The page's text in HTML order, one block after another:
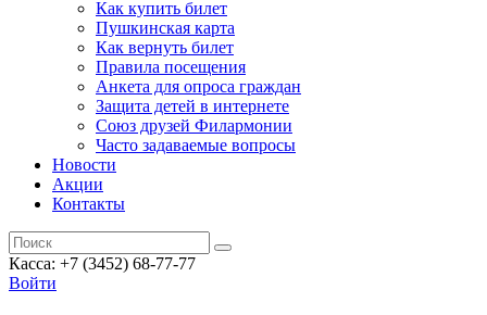
Как купить билет
Пушкинская карта
Как вернуть билет
Правила посещения
Анкета для опроса граждан
Защита детей в интернете
Союз друзей Филармонии
Часто задаваемые вопросы
Новости
Акции
Контакты
Касса: +7 (3452) 68-77-77
Войти